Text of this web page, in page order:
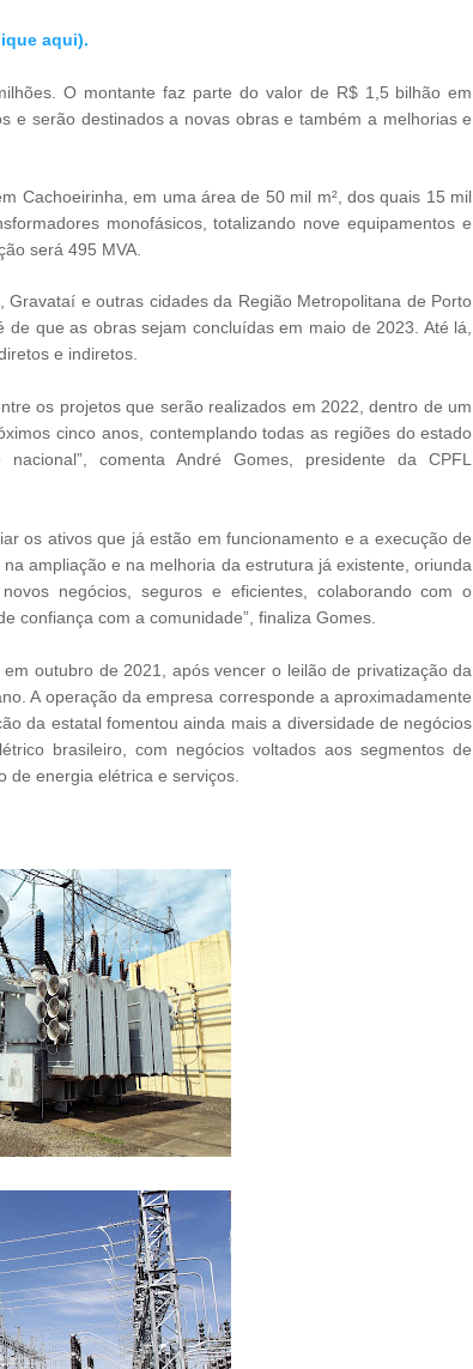
aqui).
O montante faz parte do valor de R$ 1,5 bilhão em
e serão destinados a novas obras e também a melhorias e
Cachoeirinha, em uma área de 50 mil m², dos quais 15 mil
monofásicos, totalizando nove equipamentos e
será 495 MVA.
e outras cidades da Região Metropolitana de Porto
que as obras sejam concluídas em maio de 2023. Até lá,
e indiretos.
os projetos que serão realizados em 2022, dentro de um
cinco anos, contemplando todas as regiões do estado
comenta André Gomes, presidente da CPFL
os ativos que já estão em funcionamento e a execução de
ampliação e na melhoria da estrutura já existente, oriunda
negócios, seguros e eficientes, colaborando com o
confiança com a comunidade”, finaliza Gomes.
outubro de 2021, após vencer o leilão de privatização da
A operação da empresa corresponde a aproximadamente
da estatal fomentou ainda mais a diversidade de negócios
brasileiro, com negócios voltados aos segmentos de
de energia elétrica e serviços.